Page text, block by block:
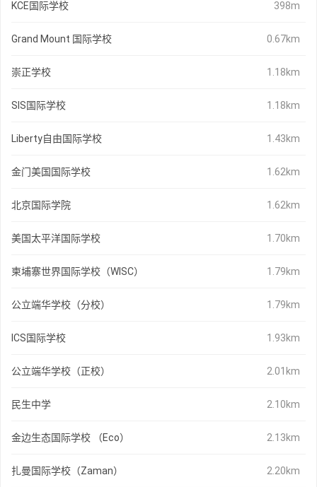
KCE国际学校 398m
Grand Mount 国际学校 0.67km
崇正学校 1.18km
SIS国际学校 1.18km
Liberty自由国际学校 1.43km
金门美国国际学校 1.62km
北京国际学院 1.62km
美国太平洋国际学校 1.70km
柬埔寨世界国际学校（WISC） 1.79km
公立端华学校（分校） 1.79km
ICS国际学校 1.93km
公立端华学校（正校） 2.01km
民生中学 2.10km
金边生态国际学校 （Eco） 2.13km
扎曼国际学校（Zaman） 2.20km